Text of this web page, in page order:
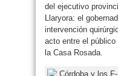
del ejecutivo
Llaryora: el
intervención
acto entre el
la Casa Rosada.